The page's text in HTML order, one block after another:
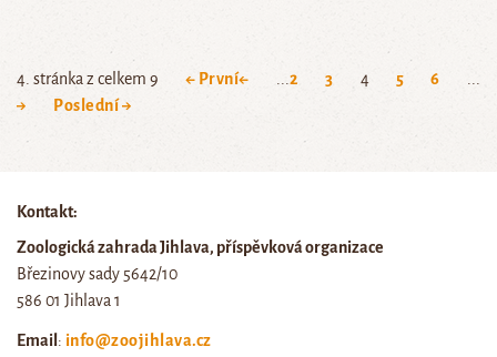
4. stránka z celkem 9 ← První← 2 3 4 5 6
→
Poslední →
Kontakt:
Zoologická zahrada Jihlava, příspěvková organizace
Březinovy sady 5642/10
586 01 Jihlava 1
Email: info@zoojihlava.cz